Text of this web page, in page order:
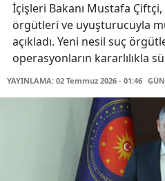
İçişleri Bakanı Mustafa Çiftçi,
örgütleri ve uyuşturucuyla
açıkladı. Yeni nesil suç
operasyonların kararlılıkla
YAYINLAMA: 02 Temmuz 2026 - 01:46